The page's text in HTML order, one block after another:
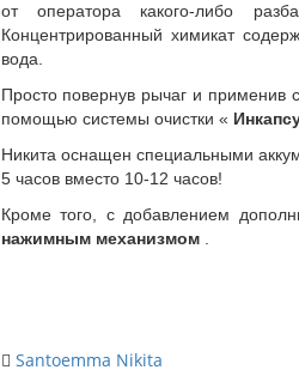
от оператора какого-либо
Концентрированный химикат
вода.
Просто повернув рычаг и применив
помощью системы очистки «
Никита оснащен специальными
5 часов вместо 10-12 часов!
Кроме того, с добавлением
нажимным механизмом.
Santoemma Nikita